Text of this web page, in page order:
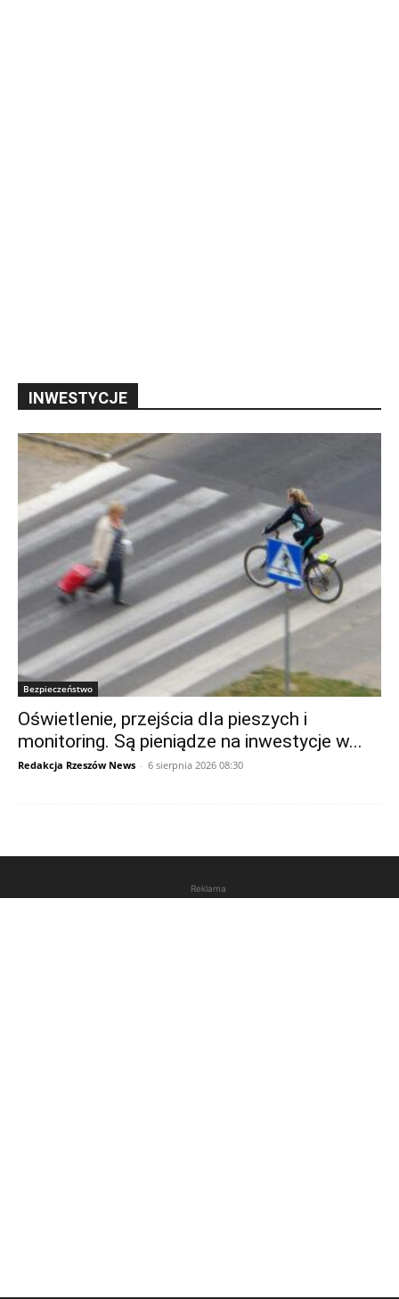
INWESTYCJE
Bezpieczeństwo
Oświetlenie, przejścia dla pieszych i
monitoring. Są pieniądze na inwestycje w...
Redakcja Rzeszów News - 6 sierpnia 2026 08:30
Reklama